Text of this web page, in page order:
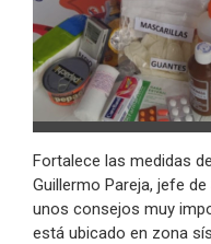
Fortalece las medidas
Guillermo Pareja, jefe
unos consejos muy
está ubicado en zona